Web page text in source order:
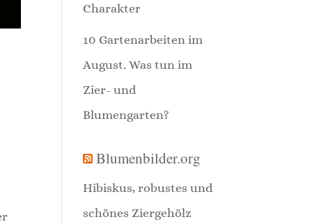
Charakter
10 Gartenarbeiten im
August. Was tun im
Zier- und
Blumengarten?
Blumenbilder.org
Hibiskus, robustes und
schönes Ziergehölz